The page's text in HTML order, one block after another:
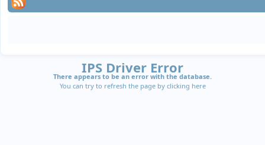
IPS Driver Error
There appears to be an error with the database.
You can try to refresh the page by clicking here